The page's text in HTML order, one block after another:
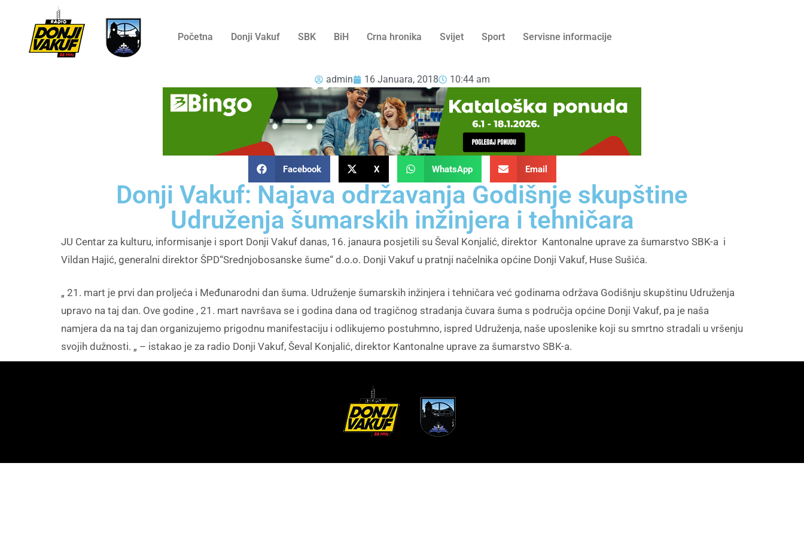
Početna Donji Vakuf SBK BiH Crna hronika Svijet Sport Servisne informacije
admin 16 Januara, 2018 10:44 am
Facebook X WhatsApp Email
Donji Vakuf: Najava održavanja Godišnje skupštine
Udruženja šumarskih inžinjera i tehničara
JU Centar za kulturu, informisanje i sport Donji Vakuf danas, 16. janaura posjetili su Ševal Konjalić, direktor Kantonalne uprave za šumarstvo SBK-a i
Vildan Hajić, generalni direktor ŠPD“Srednjobosanske šume“ d.o.o. Donji Vakuf u pratnji načelnika općine Donji Vakuf, Huse Sušića.
„ 21. mart je prvi dan proljeća i Međunarodni dan šuma. Udruženje šumarskih inžinjera i tehničara već godinama održava Godišnju skupštinu Udruženja
upravo na taj dan. Ove godine , 21. mart navršava se i godina dana od tragičnog stradanja čuvara šuma s područja općine Donji Vakuf, pa je naša
namjera da na taj dan organizujemo prigodnu manifestaciju i odlikujemo postuhmno, ispred Udruženja, naše uposlenike koji su smrtno stradali u vršenju
svojih dužnosti. „ – istakao je za radio Donji Vakuf, Ševal Konjalić, direktor Kantonalne uprave za šumarstvo SBK-a.